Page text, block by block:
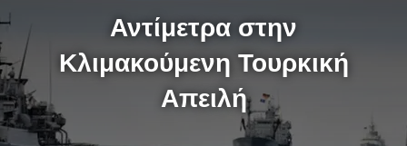
Αντίμετρα στην
Κλιμακούμενη Τουρκική
Απειλή